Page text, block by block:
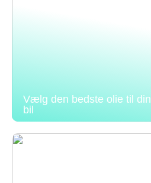
Vælg den bedste olie til din
bil